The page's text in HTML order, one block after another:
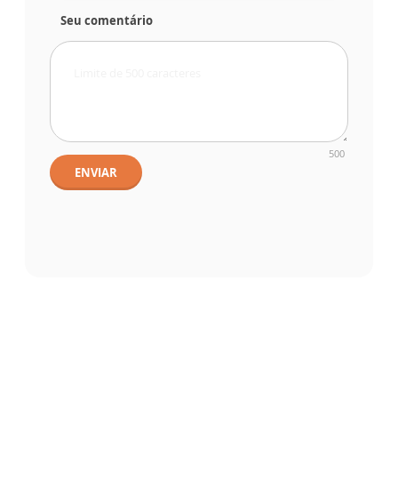
Seu comentário
500
ENVIAR